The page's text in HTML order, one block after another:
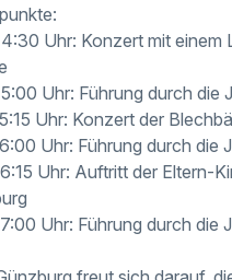
Uhr: Konzert mit einem
Uhr: Führung durch die
Uhr: Konzert der
Uhr: Führung durch die
Uhr: Auftritt der Eltern-
Uhr: Führung durch die